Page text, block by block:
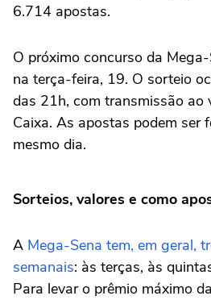
6.714 apostas.
O próximo concurso da
na terça-feira, 19. O sorteio
das 21h, com transmissão ao
Caixa. As apostas podem ser
mesmo dia.
Sorteios, valores e como
A Mega-Sena tem, em geral,
semanais: às terças, às
Para levar o prêmio máximo